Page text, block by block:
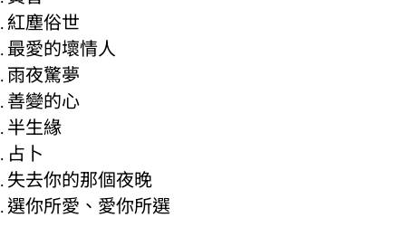
紅塵俗世
最愛的壞情人
雨夜驚夢
善變的心
半生緣
占卜
失去你的那個夜晚
選你所愛、愛你所選